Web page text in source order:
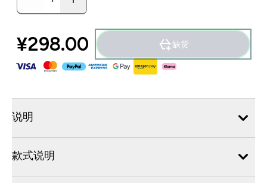
¥298.00‎ 缺货
说明
款式说明